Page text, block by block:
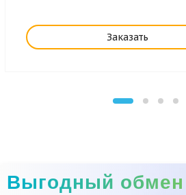
Заказать
Выгодный обмен